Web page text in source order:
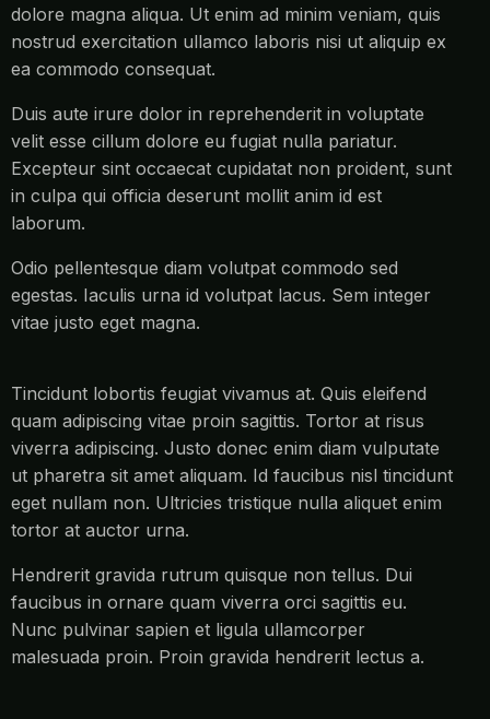
dolore magna aliqua. Ut enim ad minim veniam, quis
nostrud exercitation ullamco laboris nisi ut aliquip ex
ea commodo consequat.
Duis aute irure dolor in reprehenderit in voluptate
velit esse cillum dolore eu fugiat nulla pariatur.
Excepteur sint occaecat cupidatat non proident, sunt
in culpa qui officia deserunt mollit anim id est
laborum.
Odio pellentesque diam volutpat commodo sed
egestas. Iaculis urna id volutpat lacus. Sem integer
vitae justo eget magna.
Tincidunt lobortis feugiat vivamus at. Quis eleifend
quam adipiscing vitae proin sagittis. Tortor at risus
viverra adipiscing. Justo donec enim diam vulputate
ut pharetra sit amet aliquam. Id faucibus nisl tincidunt
eget nullam non. Ultricies tristique nulla aliquet enim
tortor at auctor urna.
Hendrerit gravida rutrum quisque non tellus. Dui
faucibus in ornare quam viverra orci sagittis eu.
Nunc pulvinar sapien et ligula ullamcorper
malesuada proin. Proin gravida hendrerit lectus a.